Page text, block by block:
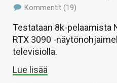
Kommentit (19)
Testataan 8k-pelaamista
RTX 3090 -
televisiolla.
Lue lisää